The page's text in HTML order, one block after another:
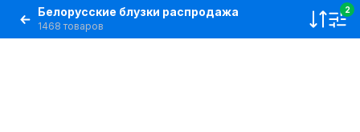
Белорусские блузки распродажа
1468 товаров
2